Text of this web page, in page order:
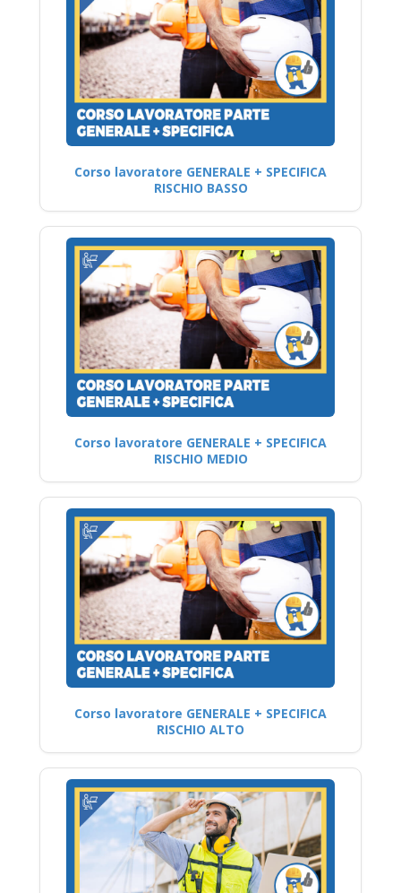
Corso lavoratore GENERALE + SPECIFICA
RISCHIO BASSO
Corso lavoratore GENERALE + SPECIFICA
RISCHIO MEDIO
Corso lavoratore GENERALE + SPECIFICA
RISCHIO ALTO